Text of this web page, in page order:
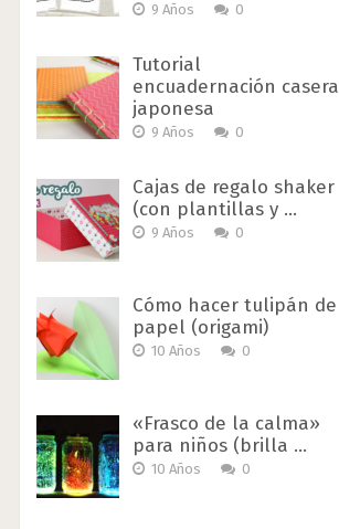
9 Años 0
Tutorial
encuadernación casera
japonesa
9 Años 0
Cajas de regalo shaker
(con plantillas y …
9 Años 0
Cómo hacer tulipán de
papel (origami)
10 Años 0
«Frasco de la calma»
para niños (brilla …
10 Años 0